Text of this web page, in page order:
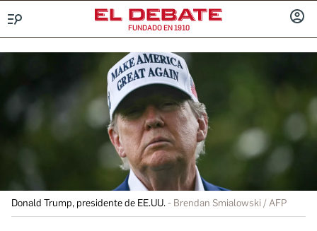
FUNDADO EN 1910
Donald Trump, presidente de EE.UU. Brendan Smialowski / AFP